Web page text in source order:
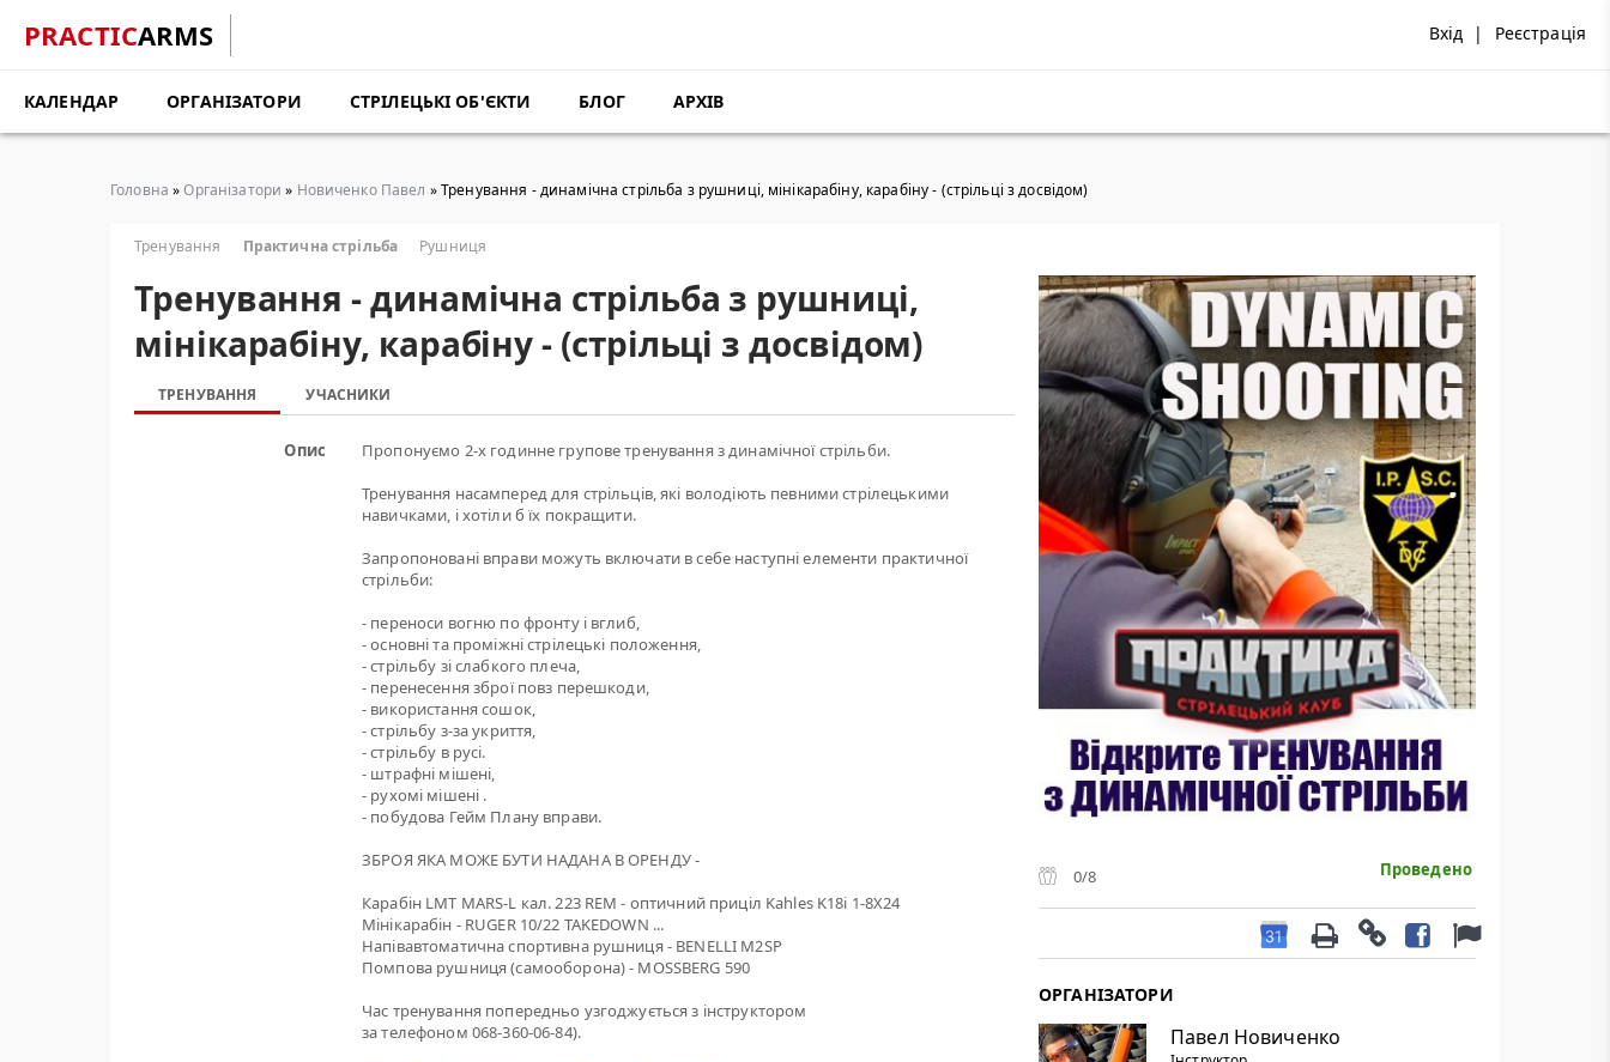
PRACTICARMS Вхід | Реєстрація
КАЛЕНДАР ОРГАНІЗАТОРИ СТРІЛЕЦЬКІ ОБ'ЄКТИ БЛОГ АРХІВ
Головна »Організатори » Новиченко Павел » Тренування - динамічна стрільба з рушниці, мінікарабіну, карабіну - (стрільці з досвідом)
Тренування Практична стрільба Рушниця
Тренування - динамічна стрільба з рушниці,
мінікарабіну, карабіну - (стрільці з досвідом)
ТРЕНУВАННЯ УЧАСНИКИ
Опис
Пропонуємо 2-х годинне групове тренування з динамічної стрільби.
Тренування насамперед для стрільців, які володіють певними стрілецькими
навичками, і хотіли б їх покращити.
Запропоновані вправи можуть включати в себе наступні елементи практичної
стрільби:
- переноси вогню по фронту і вглиб,
- основні та проміжні стрілецькі положення,
- стрільбу зі слабкого плеча,
- перенесення зброї повз перешкоди,
- використання сошок,
- стрільбу з-за укриття,
- стрільбу в русі.
- штрафні мішені,
- рухомі мішені .
- побудова Гейм Плану вправи.
ЗБРОЯ ЯКА МОЖЕ БУТИ НАДАНА В ОРЕНДУ -
Карабін LMT MARS-L кал. 223 REM - оптичний приціл Kahles K18i 1-8X24
Мінікарабін - RUGER 10/22 TAKEDOWN ...
Напівавтоматична спортивна рушниця - BENELLI M2SP
Помпова рушниця (самооборона) - MOSSBERG 590
Час тренування попередньо узгоджується з інструктором
за телефоном 068-360-06-84).
0/8 Проведено
ОРГАНІЗАТОРИ
Павел Новиченко